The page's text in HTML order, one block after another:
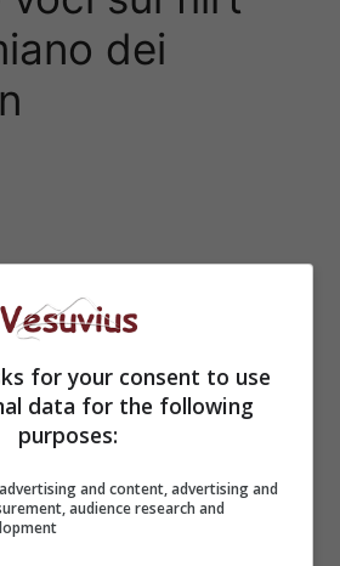
dei
for your consent to use
data for the following
purposes:
and content, advertising and
audience research and